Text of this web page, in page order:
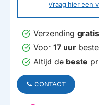
Vraag hier een
Verzending gratis
Voor 17 uur
Altijd de beste
CONTACT